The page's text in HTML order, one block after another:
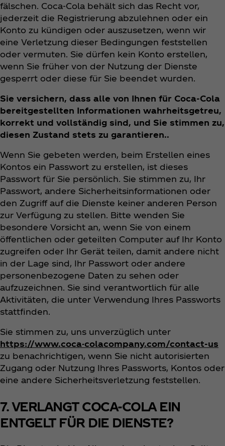
fälschen. Coca‑Cola behält sich das Recht vor,
jederzeit die Registrierung abzulehnen oder ein
Konto zu kündigen oder auszusetzen, wenn wir
eine Verletzung dieser Bedingungen feststellen
oder vermuten. Sie dürfen kein Konto erstellen,
wenn Sie früher von der Nutzung der Dienste
gesperrt oder diese für Sie beendet wurden.
Sie versichern, dass alle von Ihnen für Coca‑Cola
bereitgestellten Informationen wahrheitsgetreu,
korrekt und vollständig sind, und Sie stimmen zu,
diesen Zustand stets zu garantieren..
Wenn Sie gebeten werden, beim Erstellen eines
Kontos ein Passwort zu erstellen, ist dieses
Passwort für Sie persönlich. Sie stimmen zu, Ihr
Passwort, andere Sicherheitsinformationen oder
den Zugriff auf die Dienste keiner anderen Person
zur Verfügung zu stellen. Bitte wenden Sie
besondere Vorsicht an, wenn Sie von einem
öffentlichen oder geteilten Computer auf Ihr Konto
zugreifen oder Ihr Gerät teilen, damit andere nicht
in der Lage sind, Ihr Passwort oder andere
personenbezogene Daten zu sehen oder
aufzuzeichnen. Sie sind verantwortlich für alle
Aktivitäten, die unter Verwendung Ihres Passworts
stattfinden.
Sie stimmen zu, uns unverzüglich unter
https://www.coca-colacompany.com/contact-us
zu benachrichtigen, wenn Sie nicht autorisierten
Zugang oder Nutzung Ihres Passworts, Kontos oder
eine andere Sicherheitsverletzung feststellen.
7. VERLANGT COCA-COLA EIN
ENTGELT FÜR DIE DIENSTE?